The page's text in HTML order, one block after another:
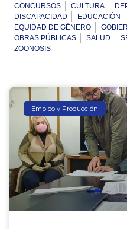
CONCURSOS
CULTURA
DISCAPACIDAD
EDUCACIÓN
EQUIDAD DE GÉNERO
OBRAS PÚBLICAS
SALUD
ZOONOSIS
Empleo y Producción